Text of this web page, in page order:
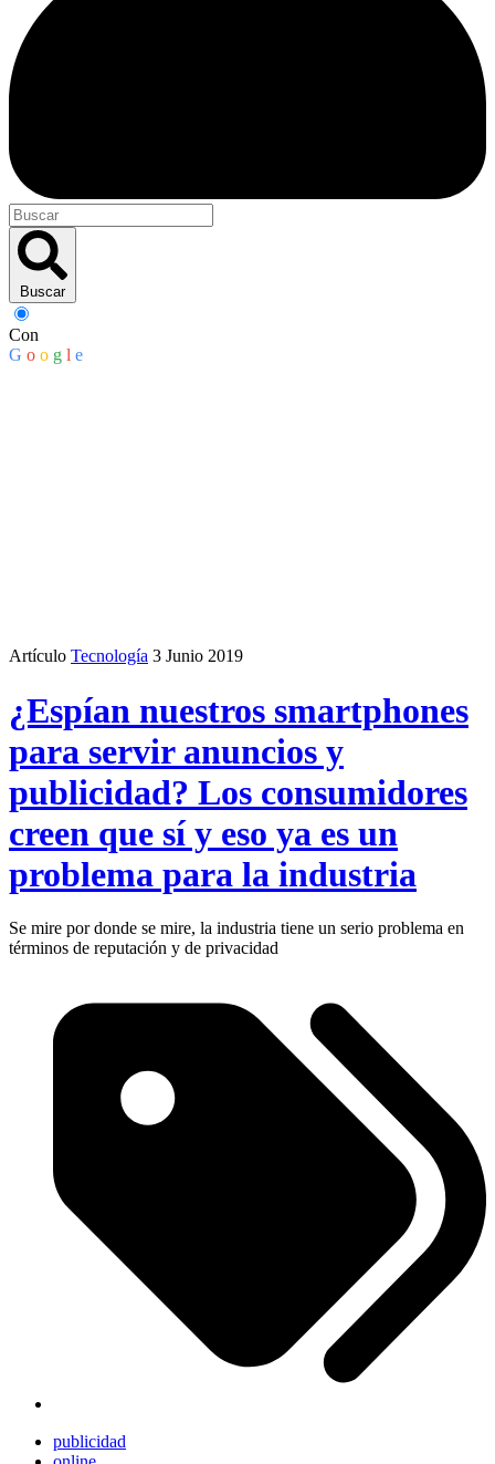
Buscar
Con
G o o g l e
Artículo Tecnología 3 Junio 2019
¿Espían nuestros smartphones
para servir anuncios y
publicidad? Los consumidores
creen que sí y eso ya es un
problema para la industria
Se mire por donde se mire, la industria tiene un serio problema en
términos de reputación y de privacidad
publicidad